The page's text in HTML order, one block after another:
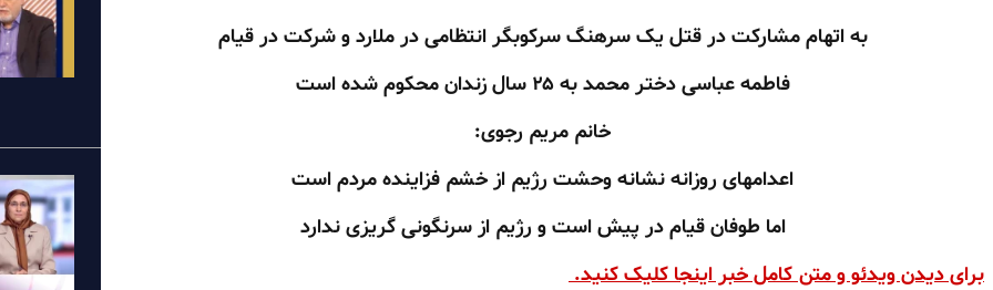
به اتهام مشارکت در قتل یک سرهنگ سرکوبگر انتظامی در ملارد و شرکت در قیام
فاطمه عباسی دختر محمد به ۲۵ سال زندان محکوم شده است
خانم مریم رجوی:
اعدامهای روزانه نشانه وحشت رژیم از خشم فزاینده مردم است
اما طوفان قیام در پیش است و رژیم از سرنگونی گریزی ندارد
برای دیدن ویدئو و متن کامل خبر اینجا کلیک کنید.